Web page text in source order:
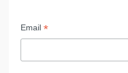
Email *